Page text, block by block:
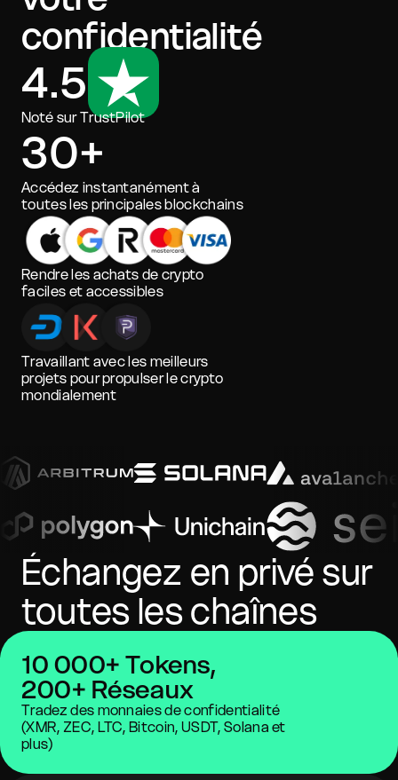
confidentialité
4.5
Noté sur TrustPilot
30+
Accédez instantanément à
toutes les principales blockchains
Rendre les achats de crypto
faciles et accessibles
Travaillant avec les meilleurs
projets pour propulser le crypto
mondialement
Échangez en privé sur
toutes les chaînes
10 000+ Tokens,
200+ Réseaux
Tradez des monnaies de confidentialité
(XMR, ZEC, LTC, Bitcoin, USDT, Solana et
plus)